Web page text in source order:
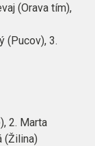
(Orava tím),
(Pucov), 3.
2. Marta
(Žilina)